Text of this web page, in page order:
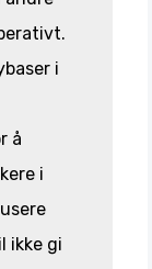
i
å
i
ikke gi